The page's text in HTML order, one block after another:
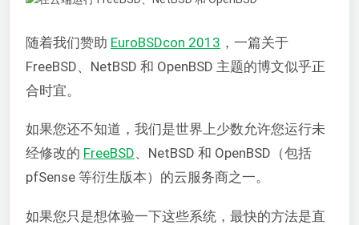
随着我们赞助 EuroBSDcon 2013 ，一篇关于
FreeBSD、NetBSD 和 OpenBSD 主题的博文似乎正
合时宜。
如果您还不知道，我们是世界上少数允许您运行未
经修改的 FreeBSD、NetBSD 和 OpenBSD（包括
pfSense 等衍生版本）的云服务商之一。
如果您只是想体验一下这些系统，最快的方法是直